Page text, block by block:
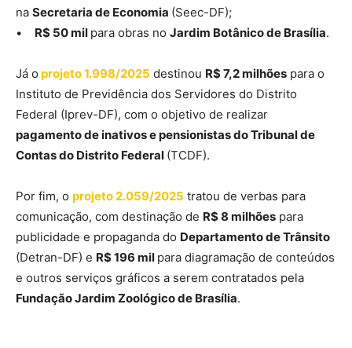
na Secretaria de Economia (Seec-DF);
• R$ 50 mil para obras no Jardim Botânico de Brasília.
Já o projeto 1.998/2025 destinou R$ 7,2 milhões para o
Instituto de Previdência dos Servidores do Distrito
Federal (Iprev-DF), com o objetivo de realizar
pagamento de inativos e pensionistas do Tribunal de
Contas do Distrito Federal (TCDF).
Por fim, o projeto 2.059/2025 tratou de verbas para
comunicação, com destinação de R$ 8 milhões para
publicidade e propaganda do Departamento de Trânsito
(Detran-DF) e R$ 196 mil para diagramação de conteúdos
e outros serviços gráficos a serem contratados pela
Fundação Jardim Zoológico de Brasília.